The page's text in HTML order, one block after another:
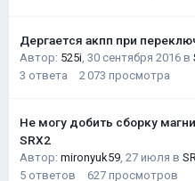
Дергается акпп при
Автор: 525i, 30 сентября 2016 в
3 ответа 2 073 просмотра
Не могу добить сборку
SRX2
Автор: mironyuk59, 27 июля в
5 ответов 627 просмотров